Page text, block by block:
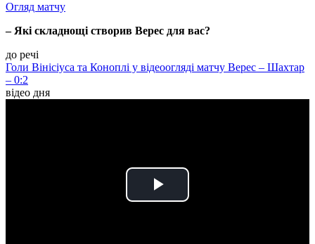
Огляд матчу
– Які складнощі створив Верес для вас?
до речі
Голи Вінісіуса та Коноплі у відеоогляді матчу Верес – Шахтар
– 0:2
відео дня
Play